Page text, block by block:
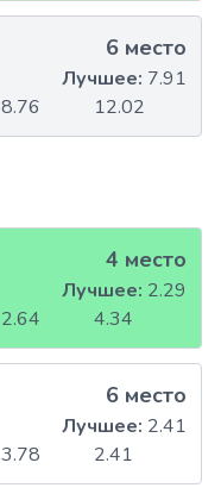
6 место
8.76 12.02
Лучшее: 7.91
4 место
2.64 4.34
Лучшее: 2.29
6 место
3.78 2.41
Лучшее: 2.41